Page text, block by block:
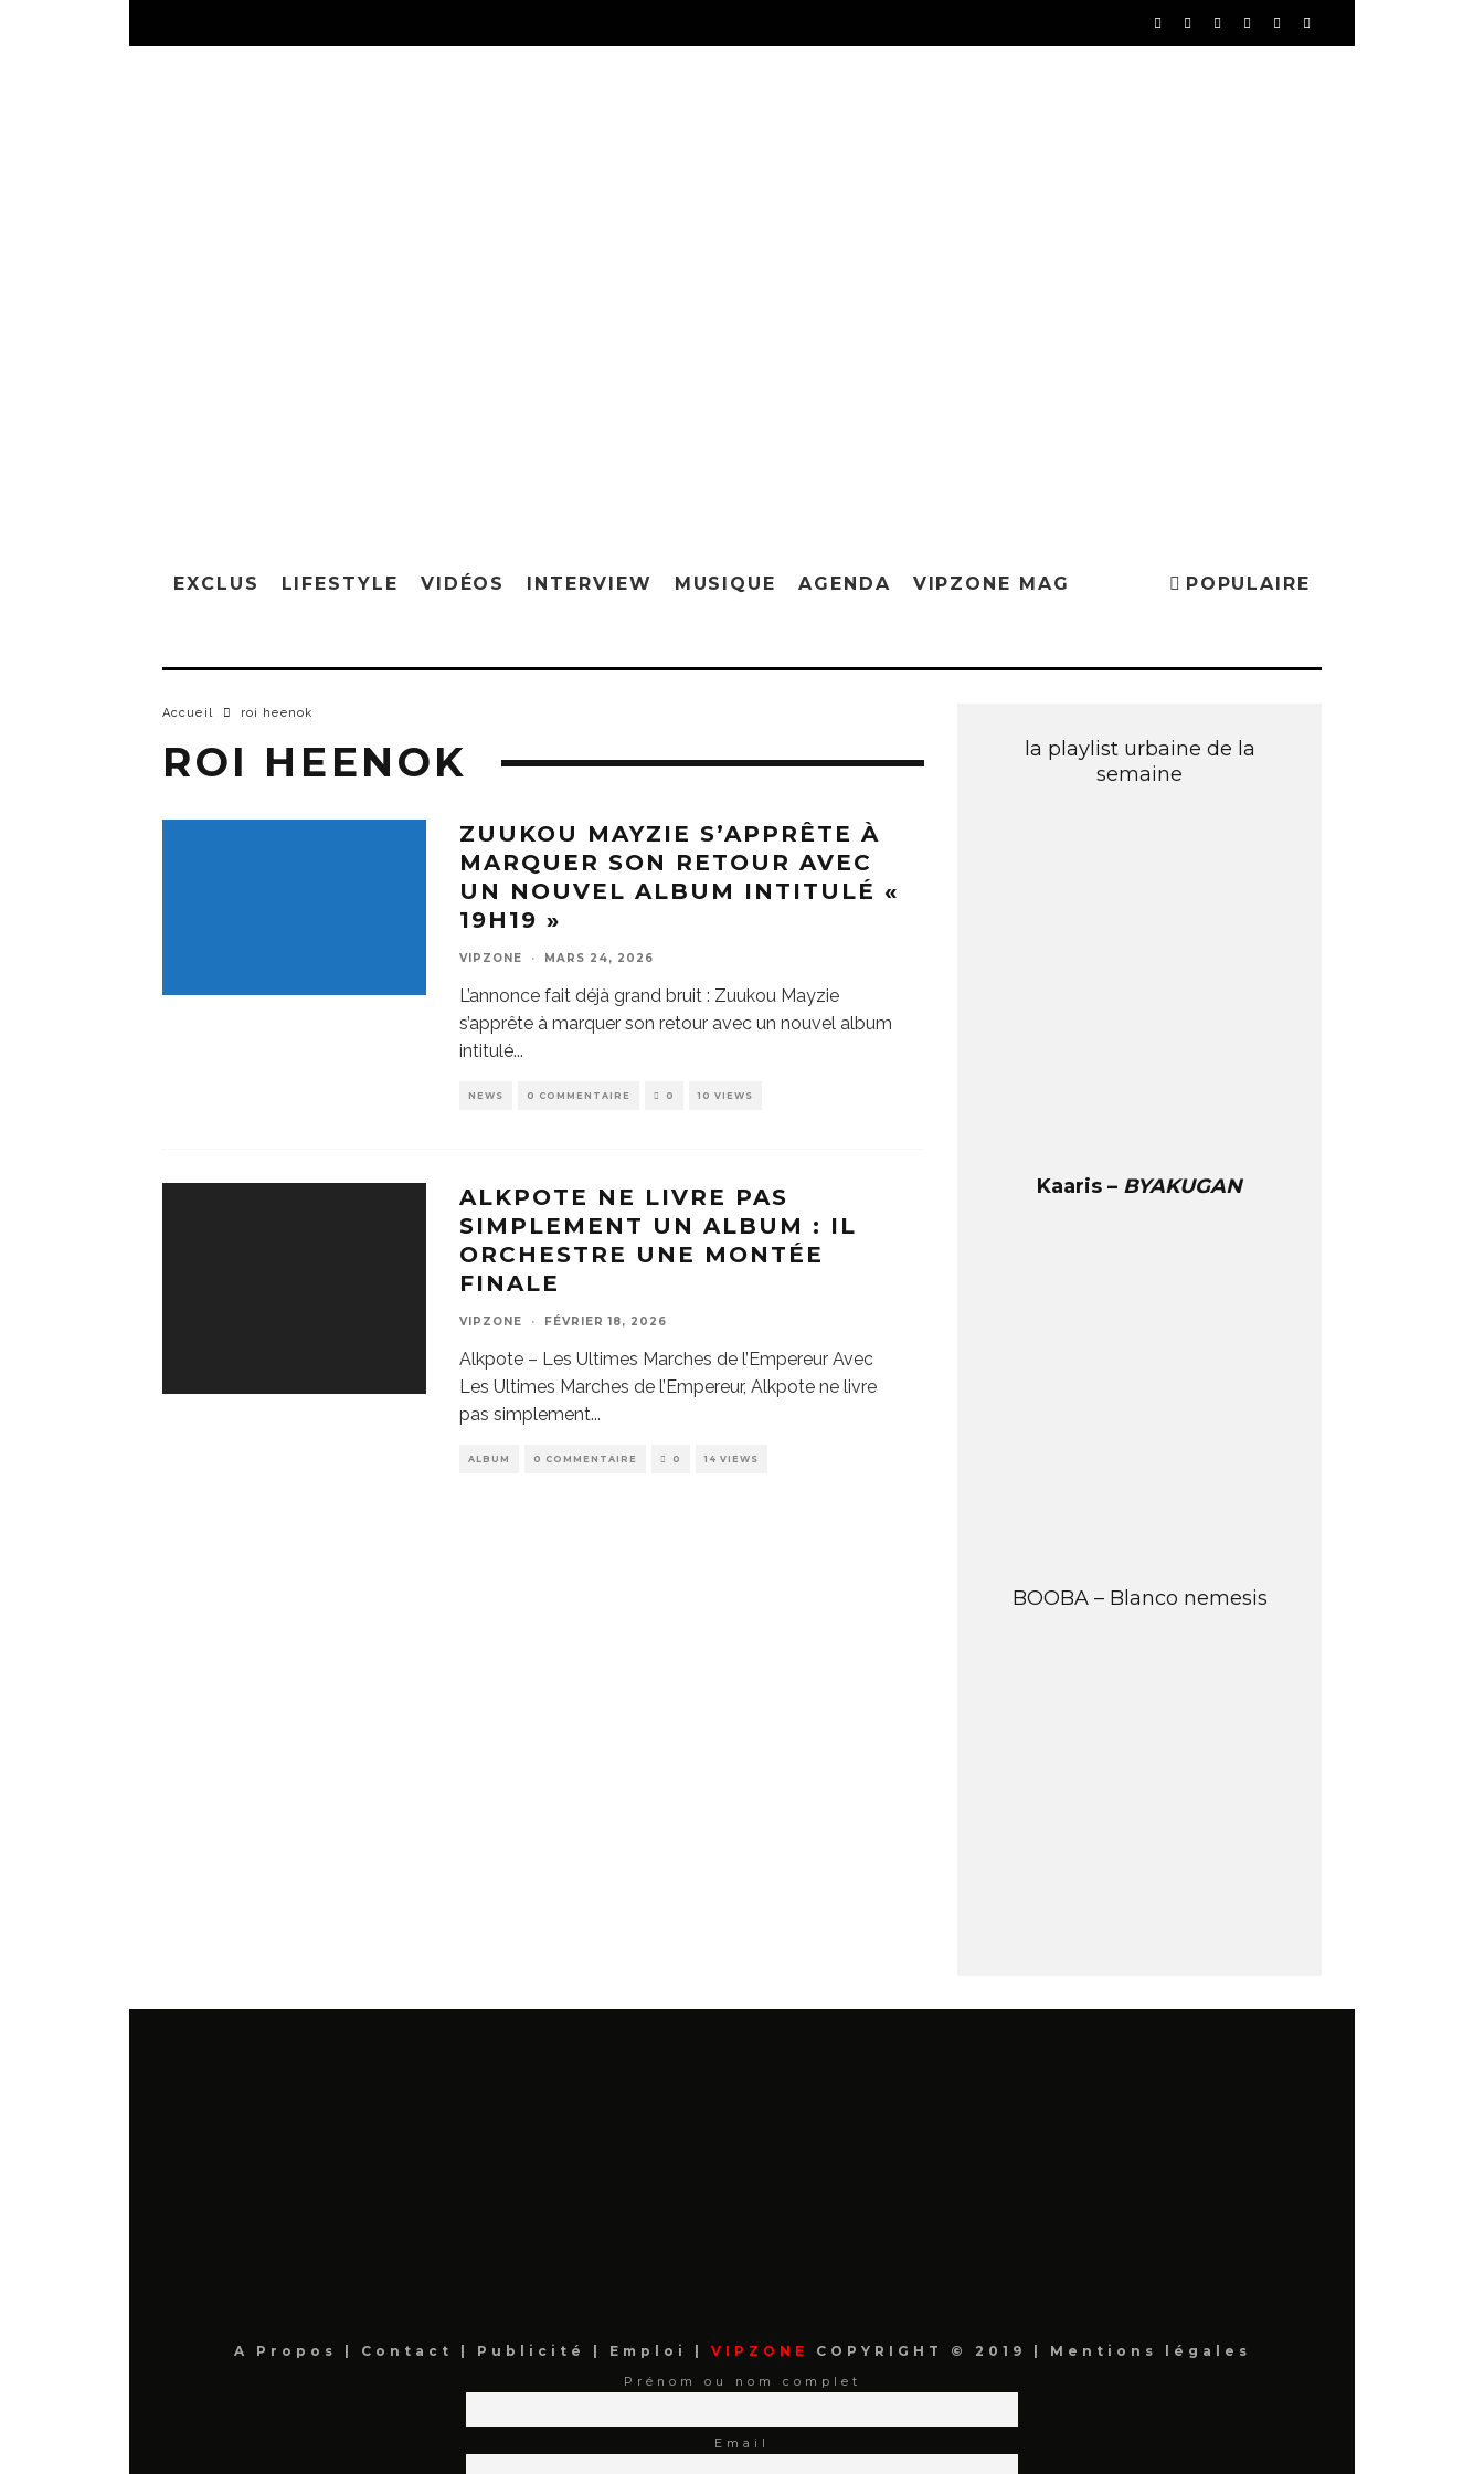
EXCLUS LIFESTYLE VIDÉOS INTERVIEW MUSIQUE AGENDA VIPZONE MAG POPULAIRE
Accueil roi heenok
ROI HEENOK
ZUUKOU MAYZIE S’APPRÊTE À
MARQUER SON RETOUR AVEC
UN NOUVEL ALBUM INTITULÉ «
19H19 »
VIPZONE · MARS 24, 2026
L’annonce fait déjà grand bruit : Zuukou Mayzie
s’apprête à marquer son retour avec un nouvel album
intitulé...
NEWS 0 COMMENTAIRE 0 10 VIEWS
ALKPOTE NE LIVRE PAS
SIMPLEMENT UN ALBUM : IL
ORCHESTRE UNE MONTÉE
FINALE
VIPZONE · FÉVRIER 18, 2026
Alkpote – Les Ultimes Marches de l’Empereur Avec
Les Ultimes Marches de l’Empereur, Alkpote ne livre
pas simplement...
ALBUM 0 COMMENTAIRE 0 14 VIEWS
la playlist urbaine de la
semaine
Kaaris – BYAKUGAN
BOOBA – Blanco nemesis
A Propos Contact Publicité Emploi VIPZONE COPYRIGHT © 2019 | Mentions légales
Prénom ou nom complet
Email